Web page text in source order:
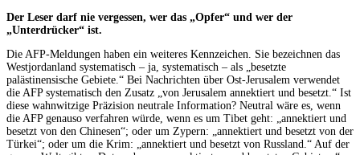
Der Leser darf nie vergessen, wer das „Opfer“ und wer der
„Unterdrücker“ ist.
Die AFP-Meldungen haben ein weiteres Kennzeichen. Sie bezeichnen das
Westjordanland systematisch – ja, systematisch – als „besetzte
palästinensische Gebiete.“ Bei Nachrichten über Ost-Jerusalem verwendet
die AFP systematisch den Zusatz „von Jerusalem annektiert und besetzt.“ Ist
diese wahnwitzige Präzision neutrale Information? Neutral wäre es, wenn
die AFP genauso verfahren würde, wenn es um Tibet geht: „annektiert und
besetzt von den Chinesen“; oder um Zypern: „annektiert und besetzt von der
Türkei“; oder um die Krim: „annektiert und besetzt von Russland.“ Auf der